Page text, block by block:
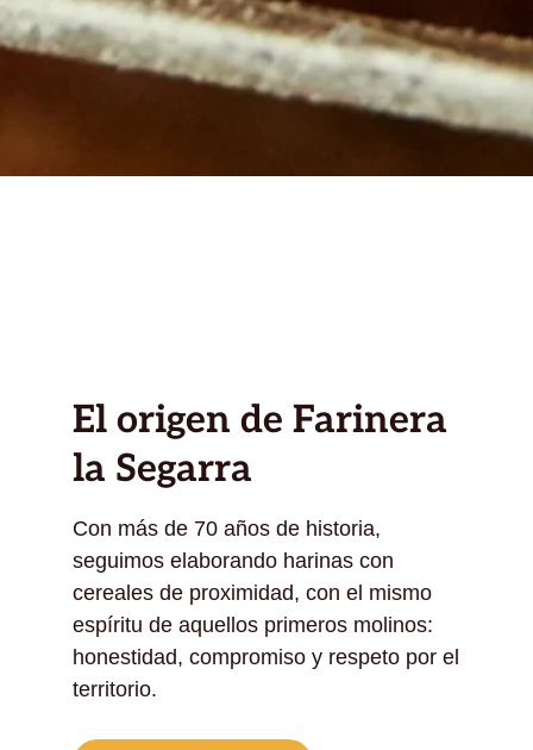
El origen de Farinera
la Segarra
Con más de 70 años de historia,
seguimos elaborando harinas con
cereales de proximidad, con el mismo
espíritu de aquellos primeros molinos:
honestidad, compromiso y respeto por el
territorio.